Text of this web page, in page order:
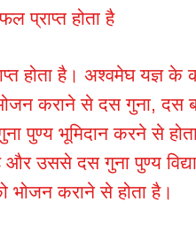
प्राप्त होता है
होता है। अश्वमेघ यज्ञ के
कराने से दस गुना, दस
पुण्य भूमिदान करने से
और उससे दस गुना पुण्य
भोजन कराने से होता है।